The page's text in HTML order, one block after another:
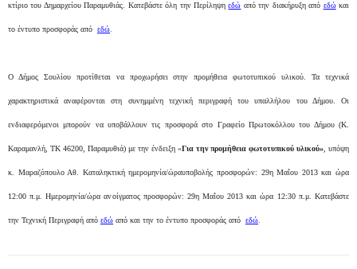
κτίριο του Δημαρχείου Παραμυθιάς. Κατεβάστε όλη την Περίληψηεδώ από την διακήρυξη από εδώκαι
το έντυπο προσφοράς από εδώ
Ο Δήμος Σουλίου προτίθεται να προχωρήσει στην προμήθεια φωτοτυπικού υλικού. Τα τεχνικά
χαρακτηριστικά αναφέρονται στη συνημμένη τεχνική περιγραφή του υπαλλήλου του Δήμου. Οι
ενδιαφερόμενοι μπορούν να υποβάλλουν τις προσφορά στο Γραφείο Πρωτοκόλλου του Δήμου (K.
Καραμανλή, ΤΚ 46200, Παραμυθιά) με την ένδειξη «Για την προμήθεια φωτοτυπικού υλικού» , υπόψη
κ. Μαραζόπουλο Αθ. Καταληκτική ημερομηνία/ώραυποβολής προσφορών: 29η Μαΐου 2013 και ώρα
12:00 π.μ. Ημερομηνία/ώρα ανοίγματος προσφορών: 29η Μαΐου 2013 και ώρα 12:30 π.μ. Κατεβάστε
την Τεχνική Περιγραφή από εδώ από και την το έντυπο προσφοράς από εδώ